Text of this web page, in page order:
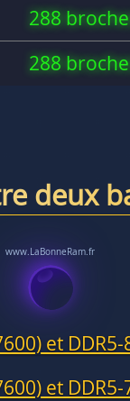
288
288
deux
et
et